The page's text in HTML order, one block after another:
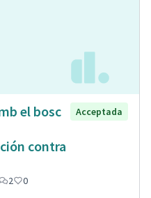
el bosc
contra
Acceptada
2 0